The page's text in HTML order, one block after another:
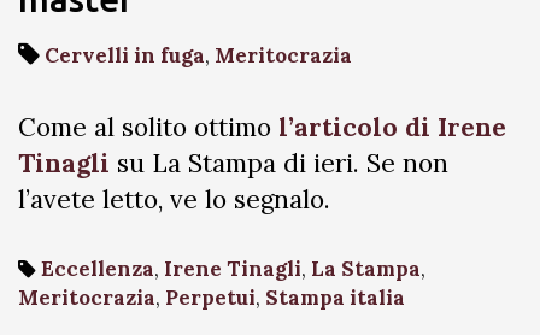
Cervelli in fuga, Meritocrazia
Come al solito ottimo l’articolo di Irene
Tinagli su La Stampa di ieri. Se non
l’avete letto, ve lo segnalo.
Eccellenza, Irene Tinagli, La Stampa,
Meritocrazia, Perpetui, Stampa italia